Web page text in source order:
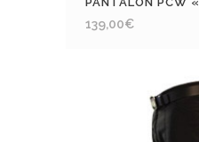
139,00€